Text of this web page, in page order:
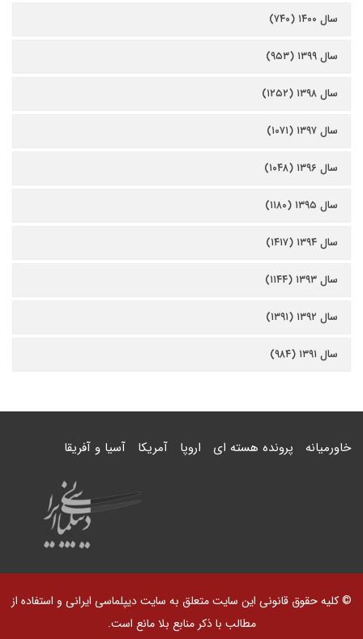
سال ۱۴۰۰ (۷۴۰)
سال ۱۳۹۹ (۹۵۳)
سال ۱۳۹۸ (۱۲۵۲)
سال ۱۳۹۷ (۱۰۷۱)
سال ۱۳۹۶ (۱۰۴۸)
سال ۱۳۹۵ (۱۱۸۰)
سال ۱۳۹۴ (۱۴۱۷)
سال ۱۳۹۳ (۱۱۴۴)
سال ۱۳۹۲ (۱۳۹۱)
سال ۱۳۹۱ (۹۸۴)
خاورمیانه پرونده هسته ای اروپا آمریکا آسیا و آفریقا
© کلیه حقوق قانونی این سایت متعلق به سایت دیپلماسی ایرانی و استفاده از
مطالب با ذکر منابع بلا مانع است.